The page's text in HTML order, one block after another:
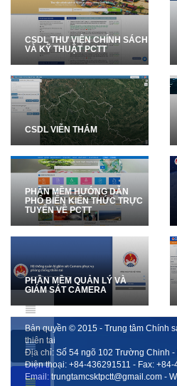
CSDL THƯ VIỆN CHÍNH SÁCH
VÀ KỸ THUẬT PCTT
CSDL VIỄN THÁM
PHẦN MỀM HƯỚNG DẪN
PHỔ BIẾN KIẾN THỨC TRỰC
TUYẾN VỀ PCTT
PHẦN MỀM QUẢN LÝ VÀ
GIÁM SÁT CAMERA
Bản quyền © 2015 - Trung tâm Chính
thiên tai
Địa chỉ: Số 54 ngõ 102 Trường Chinh -
Điện thoại: +84-436291511 - Fax: +84-
Email: trungtamcsktpctt@gmail.com -